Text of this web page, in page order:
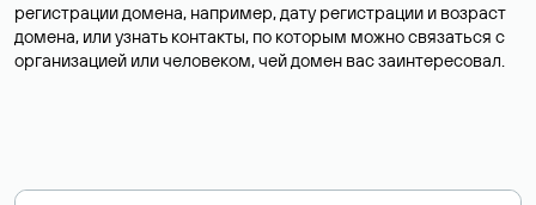
регистрации домена, например, дату регистрации и возраст
домена, или узнать контакты, по которым можно связаться с
организацией или человеком, чей домен вас заинтересовал.